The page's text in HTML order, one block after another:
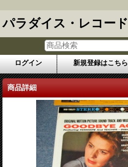
パラダイス・レコード
ログイン 新規登録はこちら
商品詳細